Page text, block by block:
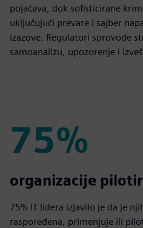
pojačava, dok sofisticirane
uključujući prevare i sajber
izazove. Regulatori sprovode
samoanalizu, upozorenje i
75%
75%
organizacije
75% IT lidera izjavilo je da je
raspoređena, primenjuje ili